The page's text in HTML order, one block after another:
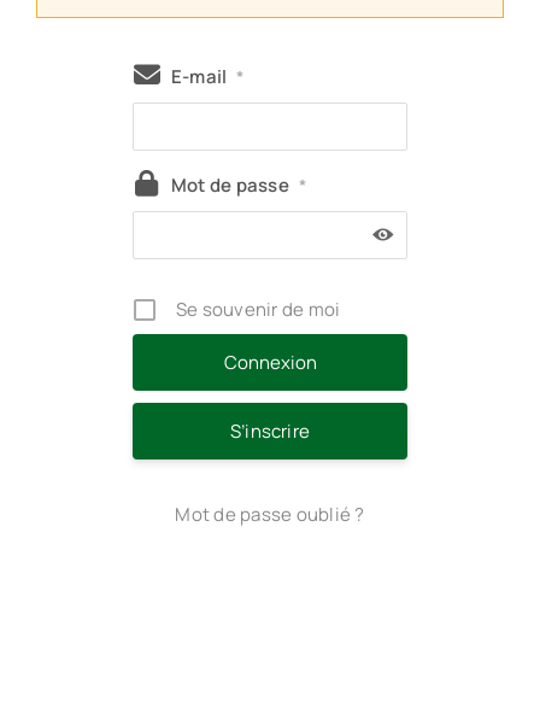
E-mail *
Mot de passe *
Se souvenir de moi
S’inscrire
Mot de passe oublié ?